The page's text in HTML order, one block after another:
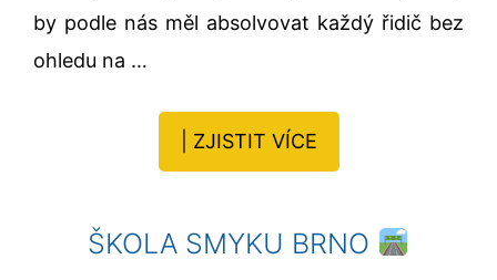
by podle nás měl absolvovat každý řidič bez
ohledu na …
| ZJISTIT VÍCE
ŠKOLA SMYKU BRNO